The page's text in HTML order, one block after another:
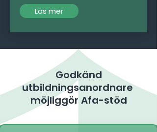
Läs mer
Godkänd
utbildningsanordnare
möjliggör Afa-stöd